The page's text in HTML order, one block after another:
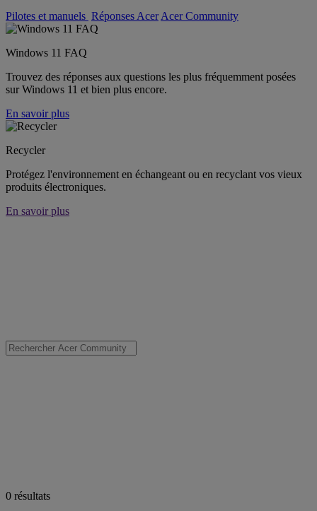
Pilotes et manuels Réponses Acer Acer Community
Windows 11 FAQ
Trouvez des réponses aux questions les plus fréquemment posées
sur Windows 11 et bien plus encore.
En savoir plus
Recycler
Protégez l'environnement en échangeant ou en recyclant vos vieux
produits électroniques.
En savoir plus
0 résultats